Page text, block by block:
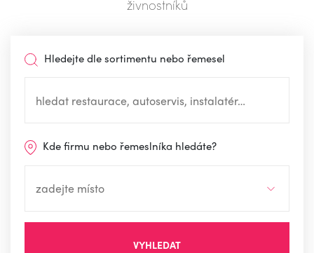
živnostníků
Hledejte dle sortimentu nebo řemesel
Kde firmu nebo řemeslníka hledáte?
VYHLEDAT